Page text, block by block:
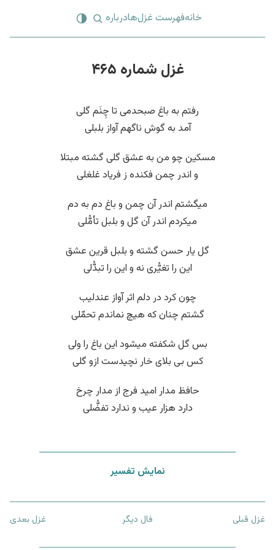
خانهفهرست غزل‌هادرباره
غزل شماره ۴۶۵
رفتم به باغ صبحدمی تا چِنَم گلی
آمد به گوش ناگهم آواز بلبلی
مسکین چو من به عشق گلی گشته مبتلا
و اندر چمن فکنده ز فریاد غلغلی
میگشتم اندر آن چمن و باغ دم به دم
میکردم اندر آن گل و بلبل تأمُّلی
گل یار حسن گشته و بلبل قرین عشق
این را تغیُّری نه و این را تبدُّلی
چون کرد در دلم اثر آواز عندلیب
گشتم چنان که هیچ نماندم تحمّلی
بس گل شکفته میشود این باغ را ولی
کس بی بلای خار نچیدست ازو گلی
حافظ مدار امید فرج از مدار چرخ
دارد هزار عیب و ندارد تفضُّلی
نمایش تفسیر
غزل قبلی فال دیگر غزل بعدی